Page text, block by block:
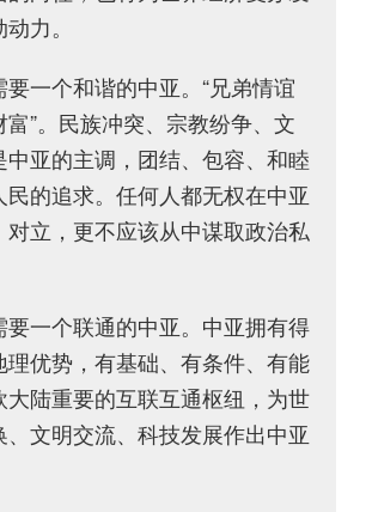
力。
一个和谐的中亚。“兄弟情谊
”。民族冲突、宗教纷争、文
中亚的主调，团结、包容、和睦
民的追求。任何人都无权在中亚
对立，更不应该从中谋取政治私
一个联通的中亚。中亚拥有得
理优势，有基础、有条件、有能
大陆重要的互联互通枢纽，为世
、文明交流、科技发展作出中亚